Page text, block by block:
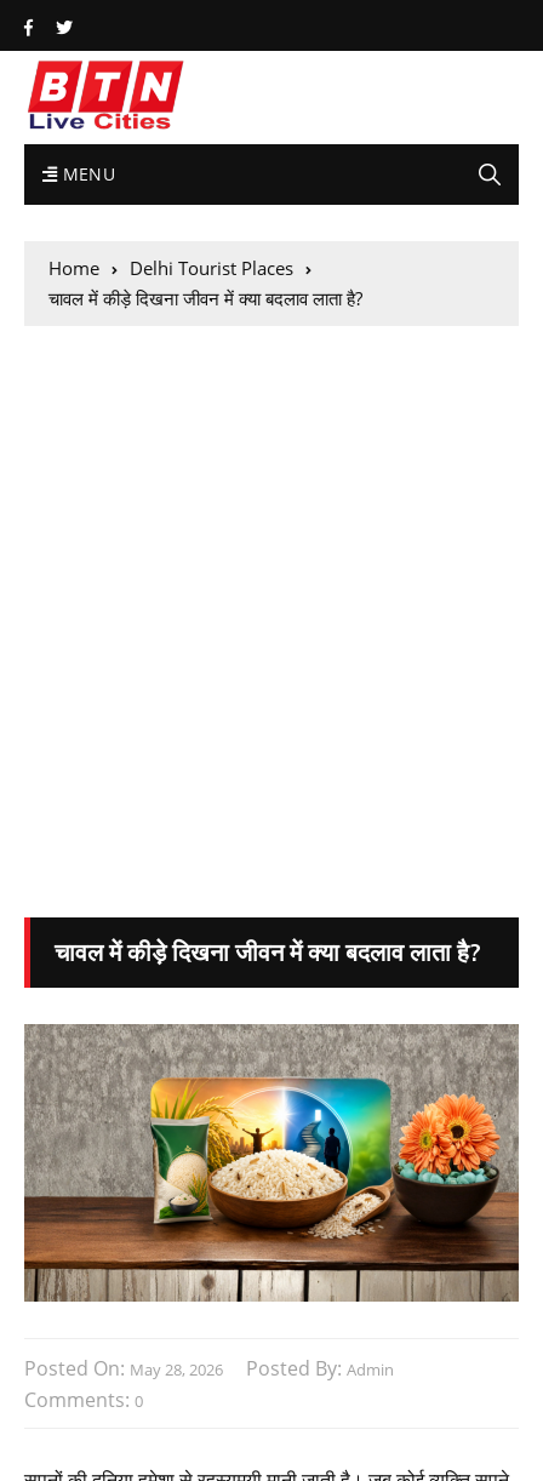
MENU
Home
Delhi Tourist Places
चावल में कीड़े दिखना जीवन में क्या बदलाव लाता है?
चावल में कीड़े दिखना जीवन में क्या बदलाव लाता है?
Posted On: May 28, 2026 Posted By: Admin
Comments: 0